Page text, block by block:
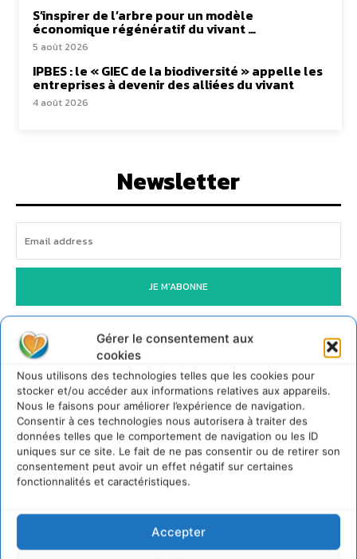
Gérer le consentement aux
cookies
Nous utilisons des technologies telles que les cookies pour
stocker et/ou accéder aux informations relatives aux appareils.
Nous le faisons pour améliorer l’expérience de navigation.
Consentir à ces technologies nous autorisera à traiter des
données telles que le comportement de navigation ou les ID
uniques sur ce site. Le fait de ne pas consentir ou de retirer son
consentement peut avoir un effet négatif sur certaines
fonctionnalités et caractéristiques.
Accepter
S’inspirer de l’arbre pour un modèle
économique régénératif du vivant …
5 août 2026
IPBES : le « GIEC de la biodiversité » appelle les
entreprises à devenir des alliées du vivant
4 août 2026
Newsletter
JE M'ABONNE